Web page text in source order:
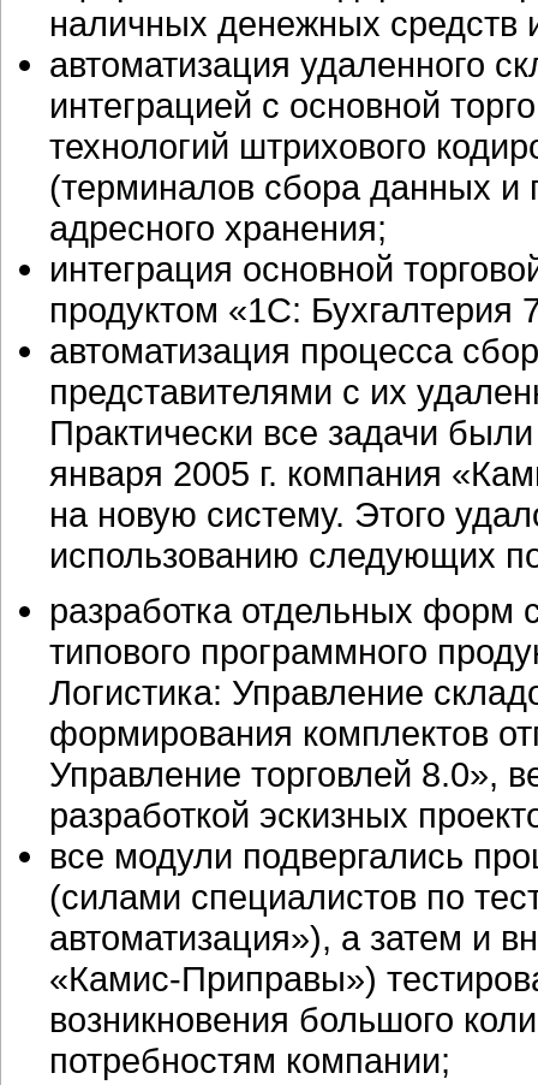
наличных денежных средств
автоматизация удаленного
интеграцией с основной
технологий штрихового
(терминалов сбора данных и
адресного хранения;
интеграция основной
продуктом «1С: Бухгалтерия
автоматизация процесса
представителями с их
Практически все задачи
января 2005 г. компания
на новую систему. Этого
использованию следующих
разработка отдельных форм
типового программного
Логистика: Управление
формирования комплектов
Управление торговлей 8.0»,
разработкой эскизных
все модули подвергались
(силами специалистов по
автоматизация»), а затем и
«Камис-Приправы»)
возникновения большого
потребностям компании;